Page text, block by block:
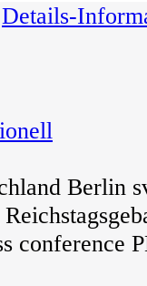
Details-
Berlin